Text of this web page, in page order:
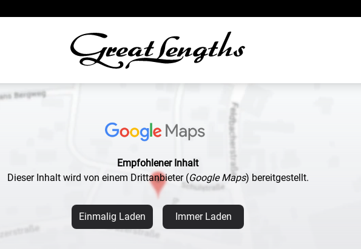
Empfohlener Inhalt
Dieser Inhalt wird von einem Drittanbieter (Google Maps) bereitgestellt.
Einmalig Laden Immer Laden